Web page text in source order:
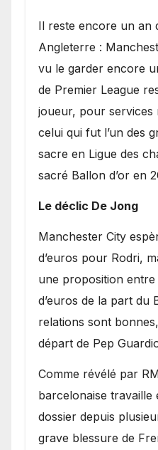
​Il reste encore un an
Angleterre :
vu le garder encore
de Premier League
joueur, pour services
celui qui fut l’un des
sacre en Ligue des
sacré Ballon d’or en
Le déclic De Jong
​Manchester City
d’euros pour Rodri,
une proposition
d’euros de la part du
relations sont
départ de Pep
​Comme révélé par
barcelonaise travaille
dossier depuis
grave blessure de